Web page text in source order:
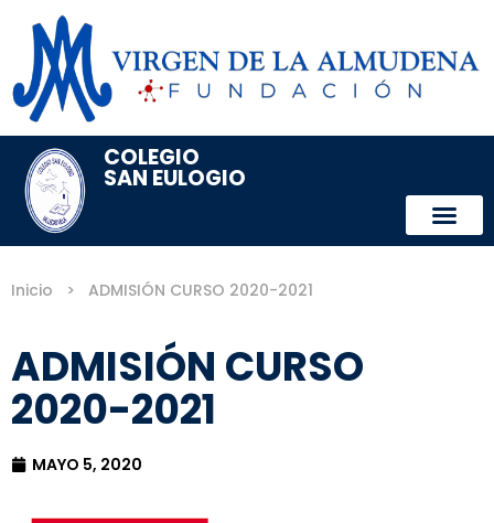
COLEGIO
SAN EULOGIO
Inicio > ADMISIÓN CURSO 2020-2021
ADMISIÓN CURSO
2020-2021
MAYO 5, 2020